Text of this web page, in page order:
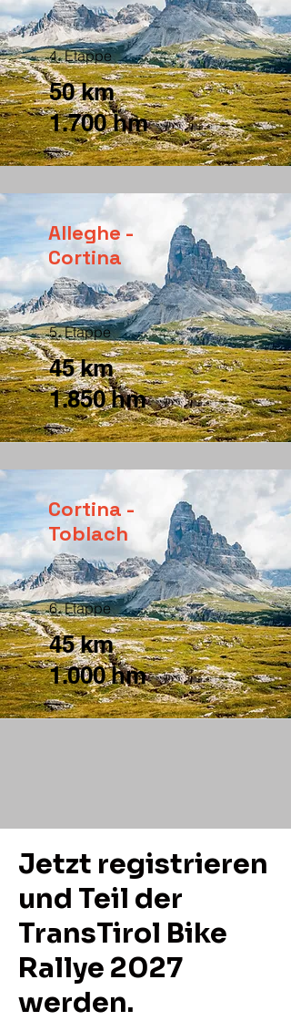
4. Etappe
50 km
1.700 hm
Alleghe -
Cortina
5. Etappe
45 km
1.850 hm
Cortina -
Toblach
6. Etappe
45 km
1.000 hm
Jetzt registrieren
und Teil der
TransTirol Bike
Rallye 2027
werden.